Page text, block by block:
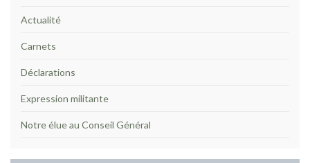
Actualité
Carnets
Déclarations
Expression militante
Notre élue au Conseil Général